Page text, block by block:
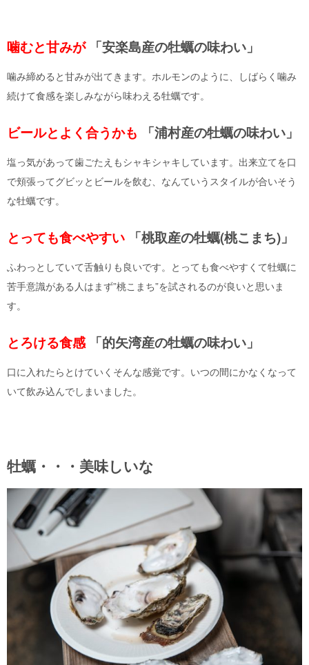
噛むと甘みが「安楽島産の牡蠣の味わい」
噛み締めると甘みが出てきます。ホルモンのように、しばらく噛み
続けて食感を楽しみながら味わえる牡蠣です。
ビールとよく合うかも 「浦村産の牡蠣の味わい」
塩っ気があって歯ごたえもシャキシャキしています。出来立てを口
で頬張ってグビッとビールを飲む、なんていうスタイルが合いそう
な牡蠣です。
とっても食べやすい 「桃取産の牡蠣(桃こまち)」
ふわっとしていて舌触りも良いです。とっても食べやすくて牡蠣に
苦手意識がある人はまず”桃こまち”を試されるのが良いと思いま
す。
とろける食感「的矢湾産の牡蠣の味わい」
口に入れたらとけていくそんな感覚です。いつの間にかなくなって
いて飲み込んでしまいました。
牡蠣・・・美味しいな